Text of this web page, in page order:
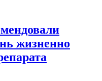
жизненно